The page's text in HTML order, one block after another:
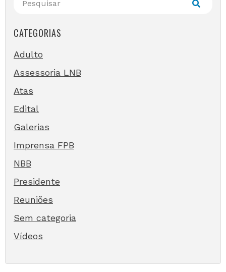
CATEGORIAS
Adulto
Assessoria LNB
Atas
Edital
Galerias
Imprensa FPB
NBB
Presidente
Reuniões
Sem categoria
Vídeos